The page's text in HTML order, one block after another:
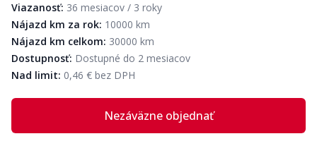
Viazanosť: 36 mesiacov / 3 roky
Nájazd km za rok: 10000 km
Nájazd km celkom: 30000 km
Dostupnosť: Dostupné do 2 mesiacov
Nad limit: 0,46 € bez DPH
Nezáväzne objednať